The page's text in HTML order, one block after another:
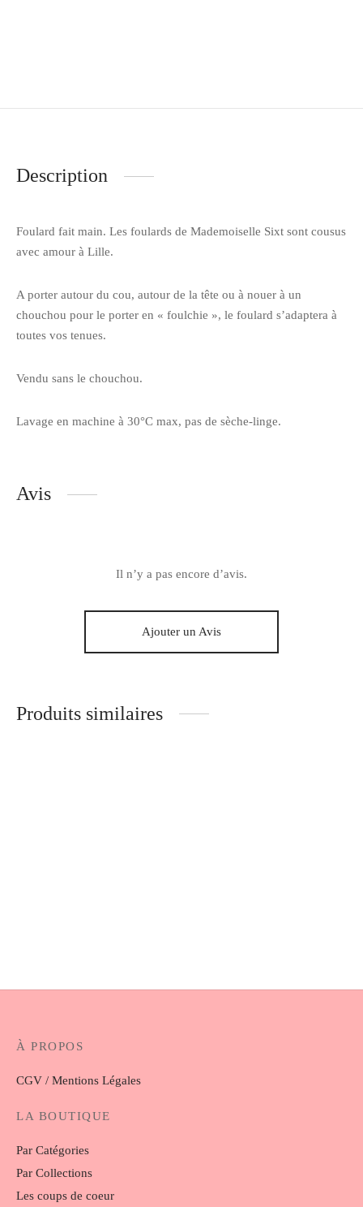
Description
Foulard fait main. Les foulards de Mademoiselle Sixt sont cousus
avec amour à Lille.
A porter autour du cou, autour de la tête ou à nouer à un
chouchou pour le porter en « foulchie », le foulard s’adaptera à
toutes vos tenues.
Vendu sans le chouchou.
Lavage en machine à 30°C max, pas de sèche-linge.
Avis
Il n’y a pas encore d’avis.
Ajouter un Avis
Produits similaires
LA BOUTIQUE
Par Catégories
Par Collections
Les coups de coeur
À PROPOS
CGV / Mentions Légales